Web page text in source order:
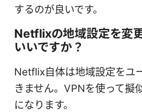
するのが良いです。
Netflixの地域設定を変
いいですか？
Netflix自体は地域設定をユ
きません。VPNを使って擬
になります。